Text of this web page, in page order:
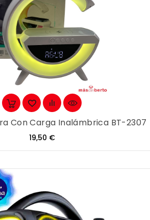
Con Carga Inalámbrica BT-2307
Precio
19,50 €